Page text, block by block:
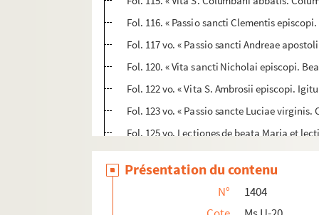
Fol. 116. « Passio sancti Clementis
Fol. 117 vo. « Passio sancti Andreae
Fol. 120. « Vita sancti Nicholai episcopi.
Fol. 122 vo. « Vita S. Ambrosii episcopi.
Fol. 123 vo. « Passio sancte Luciae
Fol. 125 vo. Lectiones de beata Maria et
Fol. 148. « De sancto Barsanorio. Pater
Fol. 150. « In festum beate Anne, matris...
Fol. 155. « Legenda sancti Ludovici regis.
Présentation du contenu
N°
1404